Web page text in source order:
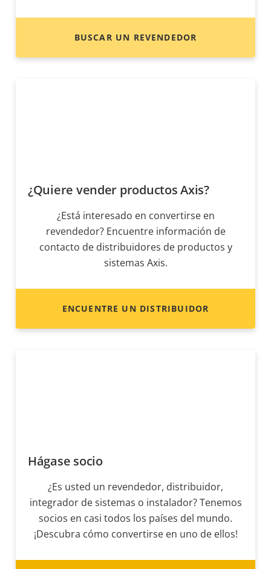
BUSCAR UN REVENDEDOR
¿Quiere vender productos Axis?
¿Está interesado en convertirse en
revendedor? Encuentre información de
contacto de distribuidores de productos y
sistemas Axis.
ENCUENTRE UN DISTRIBUIDOR
Hágase socio
¿Es usted un revendedor, distribuidor,
integrador de sistemas o instalador? Tenemos
socios en casi todos los países del mundo.
¡Descubra cómo convertirse en uno de ellos!